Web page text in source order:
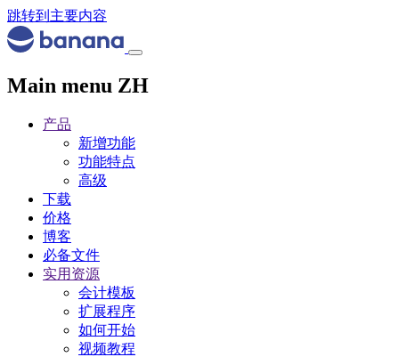
跳转到主要内容
Main menu ZH
产品
新增功能
功能特点
高级
下载
价格
博客
必备文件
实用资源
会计模板
扩展程序
如何开始
视频教程